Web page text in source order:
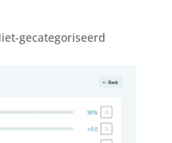
gecategoriseerd